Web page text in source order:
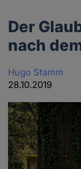
Der
nach
Hugo Stamm
28.10.2019